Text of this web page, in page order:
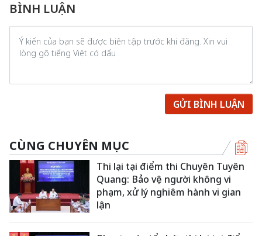
BÌNH LUẬN
GỬI BÌNH LUẬN
CÙNG CHUYÊN MỤC
Thi lại tại điểm thi Chuyên Tuyên
Quang: Bảo vệ người không vi
phạm, xử lý nghiêm hành vi gian
lận